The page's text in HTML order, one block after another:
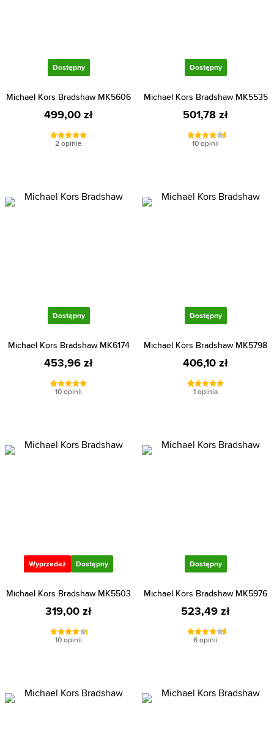
Dostępny
Michael Kors Bradshaw MK5606
499,00 zł
2 opinie
Dostępny
Michael Kors Bradshaw MK5535
501,78 zł
10 opinii
Dostępny
Michael Kors Bradshaw MK6174
453,96 zł
10 opinii
Dostępny
Michael Kors Bradshaw MK5798
406,10 zł
1 opinia
Wyprzedaż Dostępny
Michael Kors Bradshaw MK5503
319,00 zł
10 opinii
Dostępny
Michael Kors Bradshaw MK5976
523,49 zł
6 opinii